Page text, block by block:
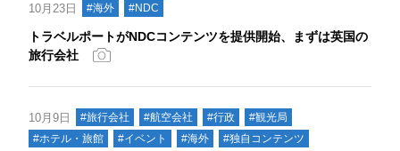
10月23日 #海外 #NDC
トラベルポートがNDCコンテンツを提供開始、まずは英国の
旅行会社
10月9日 #旅行会社 #航空会社 #行政
#観光局
#ホテル・旅館
#イベント #海外 #独自コンテンツ